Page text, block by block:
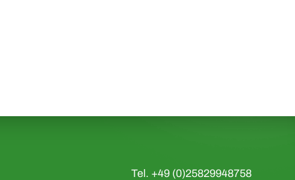
Tel. +49 (0)25829948758